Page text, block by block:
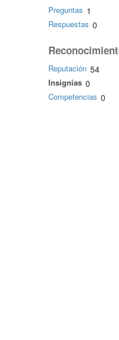
Preguntas 1
Respuestas 0
Reputación 54
Insignias 0
Competencias 0